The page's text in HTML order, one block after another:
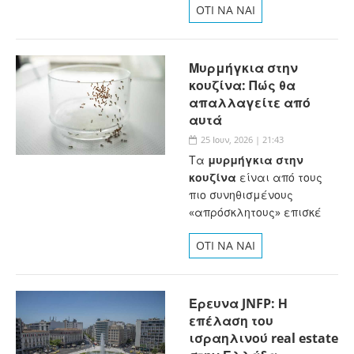
OTI NA NAI
Μυρμήγκια στην
κουζίνα: Πώς θα
απαλλαγείτε από
αυτά
25 Ιουν, 2026 | 21:43
Τα μυρμήγκια στην
κουζίνα είναι από τους
πιο συνηθισμένους
«απρόσκλητους» επισκέ
OTI NA NAI
Έρευνα JNFP: Η
επέλαση του
ισραηλινού real estate